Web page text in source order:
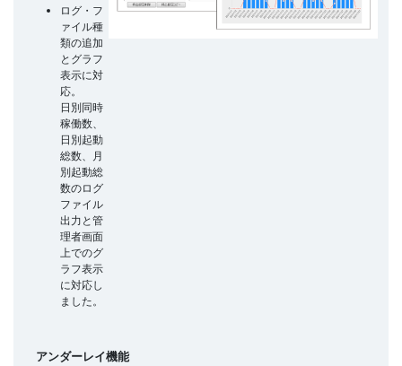
ログ・フ
ァイル種
類の追加
とグラフ
表示に対
応。
日別同時
稼働数、
日別起動
総数、月
別起動総
数のログ
ファイル
出力と管
理者画面
上でのグ
ラフ表示
に対応し
ました。
アンダーレイ機能